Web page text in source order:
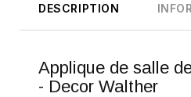
DESCRIPTION
Applique de salle
- Decor Walther